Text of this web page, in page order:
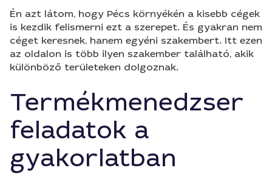
Én azt látom, hogy Pécs környékén a kisebb cégek
is kezdik felismerni ezt a szerepet. És gyakran nem
céget keresnek, hanem egyéni szakembert. Itt ezen
az oldalon is több ilyen szakember található, akik
különböző területeken dolgoznak.
Termékmenedzser
feladatok a
gyakorlatban